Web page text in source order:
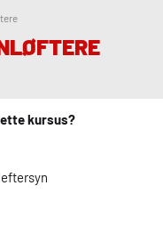
kursus?